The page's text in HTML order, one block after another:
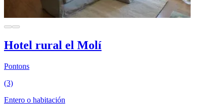
Hotel rural el Molí
Pontons
(3)
Entero o habitación